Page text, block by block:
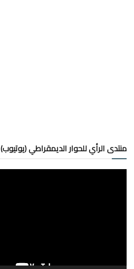
منتدى الرأي للحوار الديمقراطي (يوتيوب)